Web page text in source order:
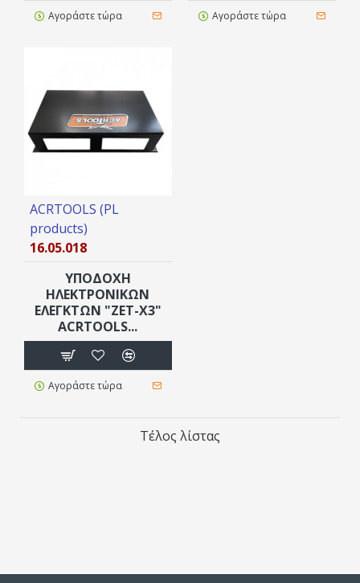
Αγοράστε τώρα Αγοράστε τώρα
ACRTOOLS (PL
products)
16.05.018
ΥΠΟΔΟΧΗ
ΗΛΕΚΤΡΟΝΙΚΩΝ
ΕΛΕΓΚΤΩΝ "ZET-X3"
ACRTOOLS...
Αγοράστε τώρα
Τέλος λίστας